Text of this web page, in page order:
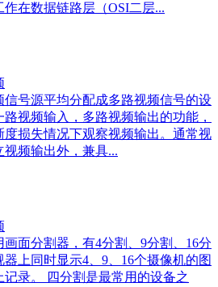
在数据链路层（OSI二层...
号源平均分配成多路视频信号的设
视频输入，多路视频输出的功能，
损失情况下观察视频输出。通常视
频输出外，兼具...
面分割器，有4分割、9分割、16分
上同时显示4、9、16个摄像机的图
录。 四分割是最常用的设备之